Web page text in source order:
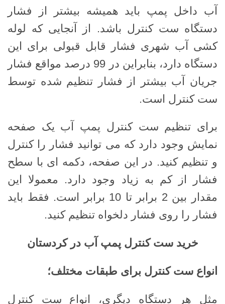
آب داخل پمپ باید همیشه بیشتر از فشار
دستگاه ست کنترل باشد. از آنجایی که لوله
کشی آب شهری فشار قابل قبولی برای این
دستگاه دارد، بنابراین در 99 درصد مواقع فشار
جریان آب بیشتر از فشار تنظیم شده توسط
ست کنترل است.
برای تنظیم ست کنترل پمپ آب یک صفحه
نمایش وجود دارد که می توانید فشار را کنترل
و تنظیم کنید. در این صفحه، دکمه ای با سطح
فشار از کم به زیاد وجود دارد. معمولا این
مقدار بین 2 برابر تا 10 برابر است. فقط باید
فشار را روی فشار دلخواه تنظیم کنید.
خرید ست کنترل پمپ آب در کردستان
انواع ست کنترل برای طبقات مختلف؛
مثل هر دستگاه دیگری، انواع ست کنترل